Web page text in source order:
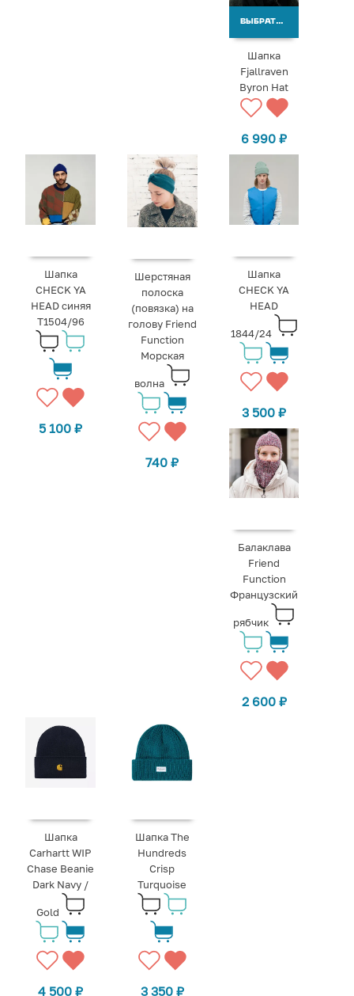
ВЫБРАТЬ ВАРИАНТЫ
Шапка
Fjallraven
Byron Hat
6 990₽
Шапка
CHECK YA
HEAD синяя
T1504/96
5 100₽
Шерстяная
полоска
(повязка) на
голову Friend
Function
Морская
волна
740₽
Шапка
CHECK YA
HEAD
1844/24
3 500₽
Балаклава
Friend
Function
Французский
рябчик
2 600 ₽
Шапка
Carhartt WIP
Chase Beanie
Dark Navy /
Gold
4 500₽
Шапка The
Hundreds
Crisp
Turquoise
3 350 ₽